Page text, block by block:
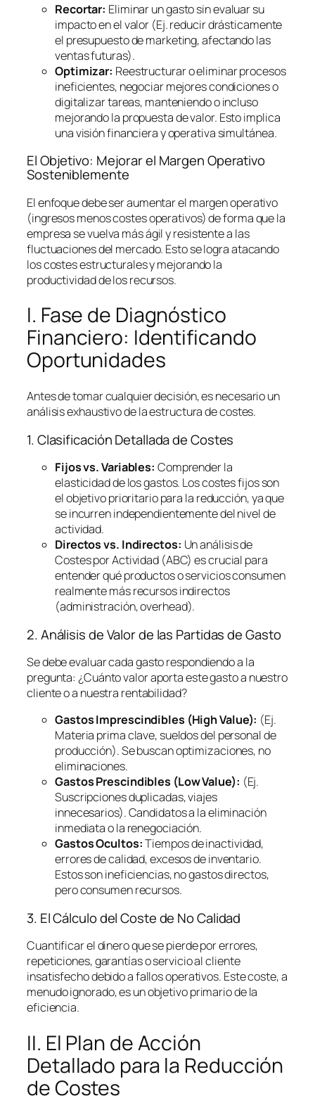
Recortar: Eliminar un gasto sin evaluar su
impacto en el valor (Ej. reducir drásticamente
el presupuesto de marketing, afectando las
ventas futuras).
Optimizar: Reestructurar o eliminar procesos
ineficientes, negociar mejores condiciones o
digitalizar tareas, manteniendo o incluso
mejorando la propuesta de valor. Esto implica
una visión financiera y operativa simultánea.
El Objetivo: Mejorar el Margen Operativo
Sosteniblemente
El enfoque debe ser aumentar el margen operativo
(ingresos menos costes operativos) de forma que la
empresa se vuelva más ágil y resistente a las
fluctuaciones del mercado. Esto se logra atacando
los costes estructurales y mejorando la
productividad de los recursos.
I. Fase de Diagnóstico
Financiero: Identificando
Oportunidades
Antes de tomar cualquier decisión, es necesario un
análisis exhaustivo de la estructura de costes.
1. Clasificación Detallada de Costes
Fijos vs. Variables: Comprender la
elasticidad de los gastos. Los costes fijos son
el objetivo prioritario para la reducción, ya que
se incurren independientemente del nivel de
actividad.
Directos vs. Indirectos: Un análisis de
Costes por Actividad (ABC) es crucial para
entender qué productos o servicios consumen
realmente más recursos indirectos
(administración,overhead).
2. Análisis de Valor de las Partidas de Gasto
Se debe evaluar cada gasto respondiendo a la
pregunta: ¿Cuánto valor aporta este gasto a nuestro
cliente o a nuestra rentabilidad?
Gastos Imprescindibles (High Value): (Ej.
Materia prima clave, sueldos del personal de
producción). Se buscan optimizaciones, no
eliminaciones.
Gastos Prescindibles (Low Value): (Ej.
Suscripciones duplicadas, viajes
innecesarios). Candidatos a la eliminación
inmediata o la renegociación.
Gastos Ocultos:Tiempos de inactividad,
errores de calidad, excesos de inventario.
Estos son ineficiencias, no gastos directos,
pero consumen recursos.
3. El Cálculo del Coste de No Calidad
Cuantificar el dinero que se pierde por errores,
repeticiones, garantías o servicio al cliente
insatisfecho debido a fallos operativos. Este coste, a
menudo ignorado, es un objetivo primario de la
eficiencia.
II. El Plan de Acción
Detallado para la Reducción
de Costes